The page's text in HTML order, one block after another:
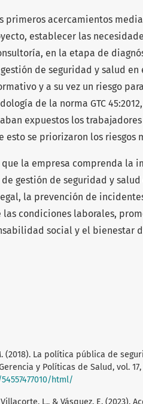
primeros acercamientos
establecer las
en la etapa de
de seguridad y salud
y a su vez un riesgo
de la norma GTC
expuestos los
se priorizaron los riesgos
la empresa comprenda la
gestión de seguridad y
la prevención de
condiciones laborales,
social y el bienestar
(2018). La política pública de
y Políticas de Salud, vol. 17,
html/